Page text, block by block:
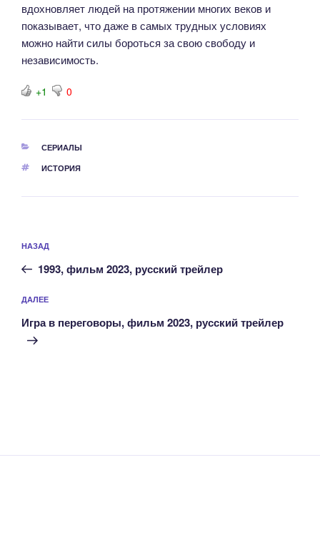
вдохновляет людей на протяжении многих веков и
показывает, что даже в самых трудных условиях
можно найти силы бороться за свою свободу и
независимость.
+1 0
РУБРИКИ
СЕРИАЛЫ
МЕТКИ
ИСТОРИЯ
по
записям
Предыдущая
запись:
НАЗАД
1993, фильм 2023, русский трейлер
Следующая
запись
ДАЛЕЕ
Игра в переговоры, фильм 2023, русский трейлер